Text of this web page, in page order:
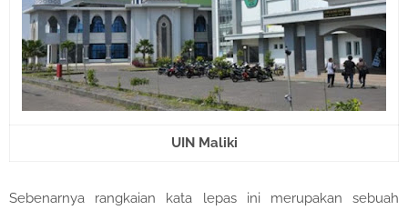
UIN Maliki
Sebenarnya rangkaian kata lepas ini merupakan sebuah